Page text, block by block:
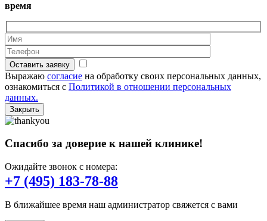
время
Оставить заявку
Выражаю согласие на обработку своих персональных данных,
ознакомиться с Политикой в отношении персональных
данных.
Закрыть
Спасибо за доверие к нашей клинике!
Ожидайте звонок с номера:
+7 (495) 183-78-88
В ближайшее время наш администратор свяжется с вами